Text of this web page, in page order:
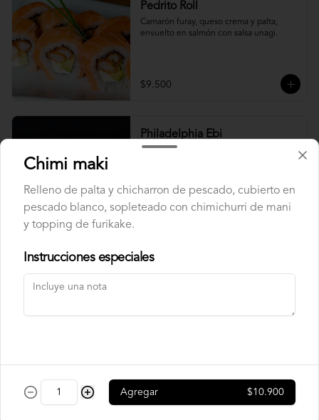
Pedrito Roll
Camarón furay, queso crema y palta,
envuelto en salmón con salsa unagi.
$9.500
Philadelphia Ebi
Camarón, palta y queso crema.
$7.500
Philadelphia Roll
Rainbow Roll
Camarón, queso crema y pepino,
Chimi maki
Relleno de palta y chicharron de pescado, cubierto en
pescado blanco, sopleteado con chimichurri de mani
y topping de furikake.
Instrucciones especiales
Agregar $10.900